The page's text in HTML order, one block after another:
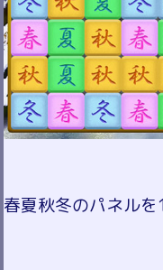
春夏秋冬のパネルを